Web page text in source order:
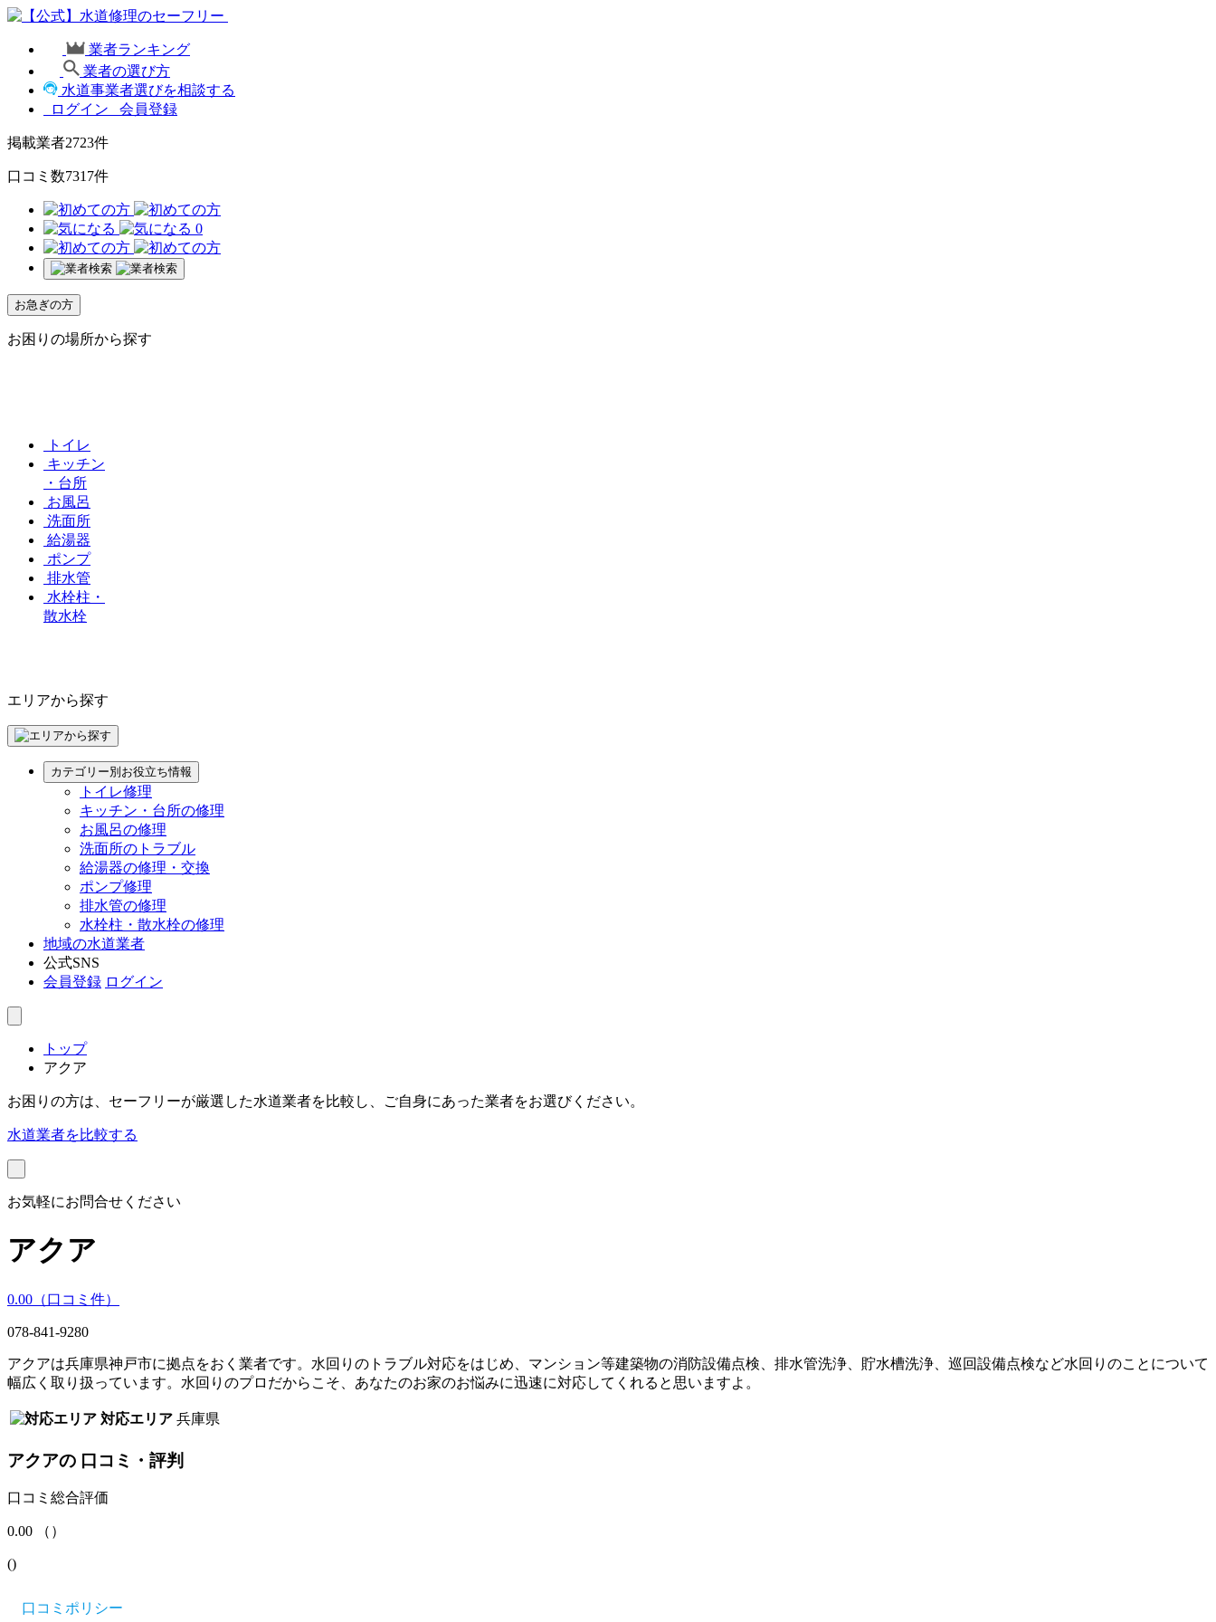
業者ランキング
業者の選び方
水道事業者選びを相談する
ログイン
会員登録
掲載業者2723件
口コミ数7317件
0
お急ぎの方
お困りの場所から探す
トイレ
キッチン
・台所
お風呂
洗面所
給湯器
ポンプ
排水管
水栓柱・
散水栓
エリアから探す
カテゴリー別お役立ち情報
トイレ修理
キッチン・台所の修理
お風呂の修理
洗面所のトラブル
給湯器の修理・交換
ポンプ修理
排水管の修理
水栓柱・散水栓の修理
地域の水道業者
公式SNS
会員登録 ログイン
トップ
アクア
お困りの方は、セーフリーが厳選した水道業者を比較し、ご自身にあった業者をお選びください。
水道業者を比較する
お気軽にお問合せください
アクア
0.00 （口コミ 件）
078-841-9280
アクアは兵庫県神戸市に拠点をおく業者です。水回りのトラブル対応をはじめ、マンション等建築物の消防設備点検、排水管洗浄、貯水槽洗浄、巡回設備点検など水回りのことについて
幅広く取り扱っています。水回りのプロだからこそ、あなたのお家のお悩みに迅速に対応してくれると思いますよ。
対応エリア 兵庫県
アクアの 口コミ・評判
口コミ総合評価
0.00 （ ）
()
口コミポリシー